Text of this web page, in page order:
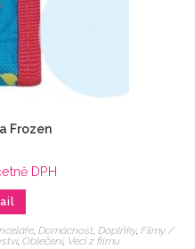
Frozen
DPH
, Domácnost, Doplňky, Filmy /
, Oblečení, Veci z filmu